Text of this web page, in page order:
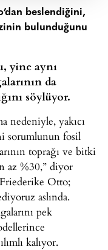
beslendiğini,
bulunduğunu
yine aynı
da
söylüyor.
nedeniyle, yakıcı
sorumlunun fosil
toprağı ve bitki
az %30,” diyor
Otto;
aslında.
pek
kalıyor.